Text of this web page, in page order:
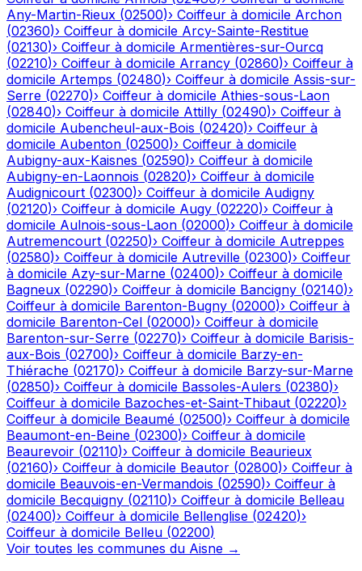
Any-Martin-Rieux (02500)› Coiffeur à domicile Archon
(02360)› Coiffeur à domicile Arcy-Sainte-Restitue
(02130)› Coiffeur à domicile Armentières-sur-Ourcq
(02210)› Coiffeur à domicile Arrancy (02860)› Coiffeur à
domicile Artemps (02480)› Coiffeur à domicile Assis-sur-
Serre (02270)› Coiffeur à domicile Athies-sous-Laon
(02840)› Coiffeur à domicile Attilly (02490)› Coiffeur à
domicile Aubencheul-aux-Bois (02420)› Coiffeur à
domicile Aubenton (02500)› Coiffeur à domicile
Aubigny-aux-Kaisnes (02590)› Coiffeur à domicile
Aubigny-en-Laonnois (02820)› Coiffeur à domicile
Audignicourt (02300)› Coiffeur à domicile Audigny
(02120)› Coiffeur à domicile Augy (02220)› Coiffeur à
domicile Aulnois-sous-Laon (02000)› Coiffeur à domicile
Autremencourt (02250)› Coiffeur à domicile Autreppes
(02580)› Coiffeur à domicile Autreville (02300)› Coiffeur
à domicile Azy-sur-Marne (02400)› Coiffeur à domicile
Bagneux (02290)› Coiffeur à domicile Bancigny (02140)›
Coiffeur à domicile Barenton-Bugny (02000)› Coiffeur à
domicile Barenton-Cel (02000)› Coiffeur à domicile
Barenton-sur-Serre (02270)› Coiffeur à domicile Barisis-
aux-Bois (02700)› Coiffeur à domicile Barzy-en-
Thiérache (02170)› Coiffeur à domicile Barzy-sur-Marne
(02850)› Coiffeur à domicile Bassoles-Aulers (02380)›
Coiffeur à domicile Bazoches-et-Saint-Thibaut (02220)›
Coiffeur à domicile Beaumé (02500)› Coiffeur à domicile
Beaumont-en-Beine (02300)› Coiffeur à domicile
Beaurevoir (02110)› Coiffeur à domicile Beaurieux
(02160)› Coiffeur à domicile Beautor (02800)› Coiffeur à
domicile Beauvois-en-Vermandois (02590)› Coiffeur à
domicile Becquigny (02110)› Coiffeur à domicile Belleau
(02400)› Coiffeur à domicile Bellenglise (02420)›
Coiffeur à domicile Belleu (02200)
Voir toutes les communes du Aisne →